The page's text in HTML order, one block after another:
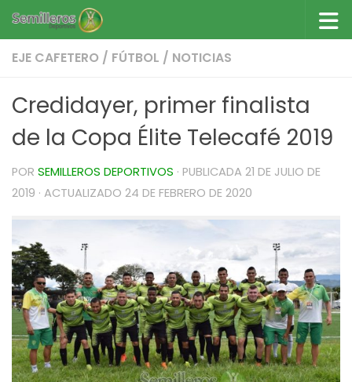
Saltar al contenido
EJE CAFETERO / FÚTBOL / NOTICIAS
Credidayer, primer finalista
de la Copa Élite Telecafé 2019
POR SEMILLEROS DEPORTIVOS · PUBLICADA 21 DE JULIO DE
2019 · ACTUALIZADO 24 DE FEBRERO DE 2020